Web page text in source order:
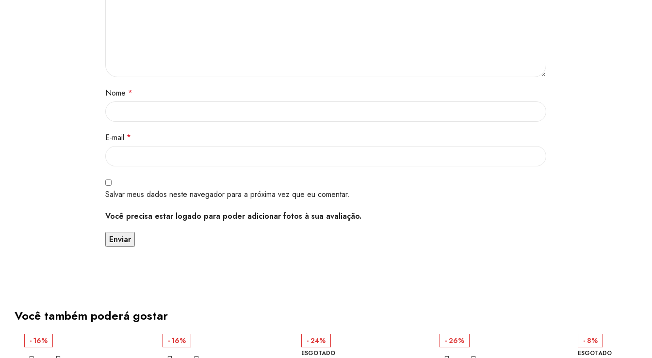
Nome *
E-mail *
Salvar meus dados neste navegador para a próxima vez que eu comentar.
Você precisa estar logado para poder adicionar fotos à sua avaliação.
Você também poderá gostar
- 16% - 16% - 24%
ESGOTADO
- 26% - 8%
ESGOTADO